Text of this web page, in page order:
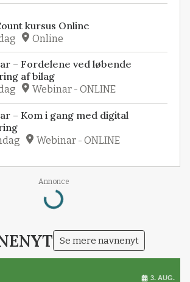
kursus Online
Online
– Fordelene ved løbende
af bilag
Webinar - ONLINE
– Kom i gang med digital
Webinar - ONLINE
Annonce
Loading...
Se mere navnenyt
3. AUG.